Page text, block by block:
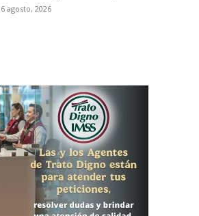
6 agosto, 2026